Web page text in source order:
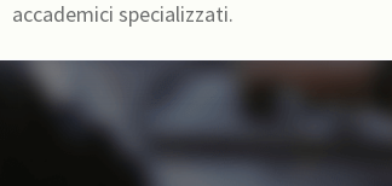
accademici specializzati.